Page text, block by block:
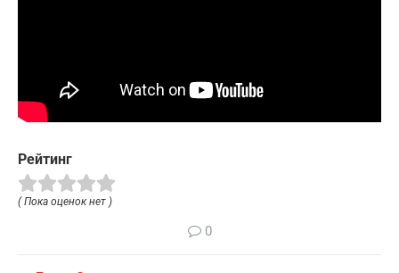
Рейтинг
( Пока оценок нет )
0